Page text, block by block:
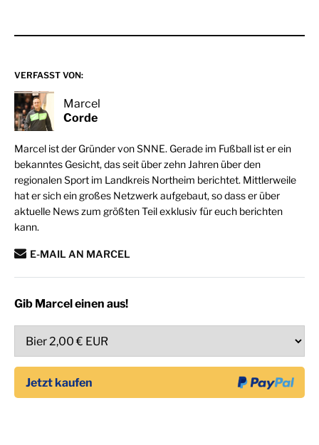
VERFASST VON:
Marcel
Corde
Marcel ist der Gründer von SNNE. Gerade im Fußball ist er ein
bekanntes Gesicht, das seit über zehn Jahren über den
regionalen Sport im Landkreis Northeim berichtet. Mittlerweile
hat er sich ein großes Netzwerk aufgebaut, so dass er über
aktuelle News zum größten Teil exklusiv für euch berichten
kann.
E-MAIL AN MARCEL
Gib Marcel einen aus!